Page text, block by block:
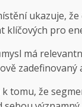
ukazuje,
klíčových pro
má
zadefinovaný
k tomu, že